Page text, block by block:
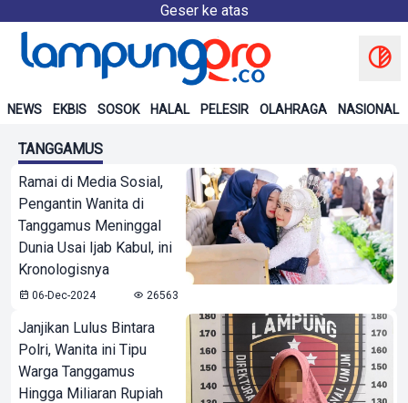
Geser ke atas
NEWS EKBIS SOSOK HALAL PELESIR OLAHRAGA NASIONAL
TANGGAMUS
Ramai di Media Sosial,
Pengantin Wanita di
Tanggamus Meninggal
Dunia Usai Ijab Kabul, ini
Kronologisnya
06-Dec-2024 26563
Janjikan Lulus Bintara
Polri, Wanita ini Tipu
Warga Tanggamus
Hingga Miliaran Rupiah